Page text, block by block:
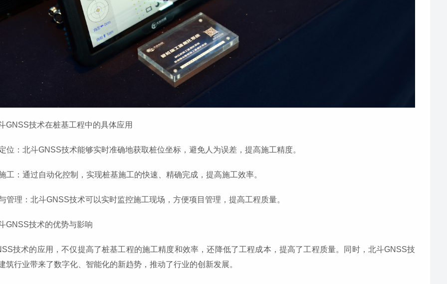
GNSS技术在桩基工程中的具体应用
位：北斗GNSS技术能够实时准确地获取桩位坐标，避免人为误差，提高施工精度。
工：通过自动化控制，实现桩基施工的快速、精确完成，提高施工效率。
管理：北斗GNSS技术可以实时监控施工现场，方便项目管理，提高工程质量。
GNSS技术的优势与影响
技术的应用，不仅提高了桩基工程的施工精度和效率，还降低了工程成本，提高了工程质量。同时，北斗GNSS技
筑行业带来了数字化、智能化的新趋势，推动了行业的创新发展。